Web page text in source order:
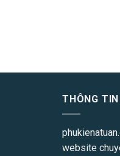
THÔNG TIN
website